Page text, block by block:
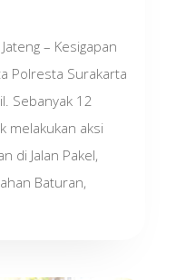
– Kesigapan
Polresta Surakarta
Sebanyak 12
melakukan aksi
di Jalan Pakel,
Baturan,